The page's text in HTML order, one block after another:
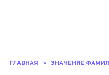
ГЛАВНАЯ » ЗНАЧЕНИЕ